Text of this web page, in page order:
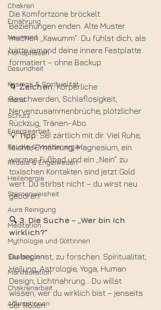
Chakren
Ernährung
Neumond
Mondphasen
Gesundheit
Kosmos & Spiritualität
Mond
Schutz
Energiearbeit
Rituale & Mondenergie
Rituale & Engelwesen
Heilenergie
Sternenweisheit
Aura Reinigung
Meditation
Mythologie und Göttinnen
Seelenplan
Manifestation
Chakrenarbeit
Affirmationen
Die Komfortzone bröckelt.
Beziehungen enden. Alte Muster
machen „Kawumm“. Du fühlst dich, als
hätte jemand deine innere Festplatte
formatiert – ohne Backup.
🌀 Zeichen: Körperliche
Beschwerden, Schlaflosigkeit,
Nervenzusammenbrüche, plötzlicher
Rückzug, Tränen-Abo.
💡 Tipp: Sei zärtlich mit dir. Viel Ruhe,
leichte Ernährung, Magnesium, ein
warmes Fußbad und ein „Nein“ zu
toxischen Kontakten sind jetzt Gold
wert. Du stirbst nicht – du wirst neu
geboren.
🔍 3. Die Suche – „Wer bin ich
wirklich?“
Du beginnst, zu forschen. Spiritualität,
Heilung, Astrologie, Yoga, Human
Design, Lichtnahrung... Du willst
wissen, wer du wirklich bist – jenseits
der Rollen.